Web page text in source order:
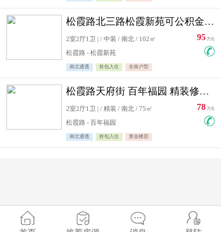
松霞路北三路松霞新苑可公积金贷款北小区南北通透住宅急售
2室2厅1卫 | / 中装 / 南北 / 102㎡
松霞路 - 松霞新苑
南北通透 拎包入住 全南户型
95 万元
松霞路天府街 百年福园 精装修住宅急售
2室2厅1卫 | / 精装 / 南北 / 75㎡
松霞路 - 百年福园
南北通透 拎包入住 黄金楼层
78 万元